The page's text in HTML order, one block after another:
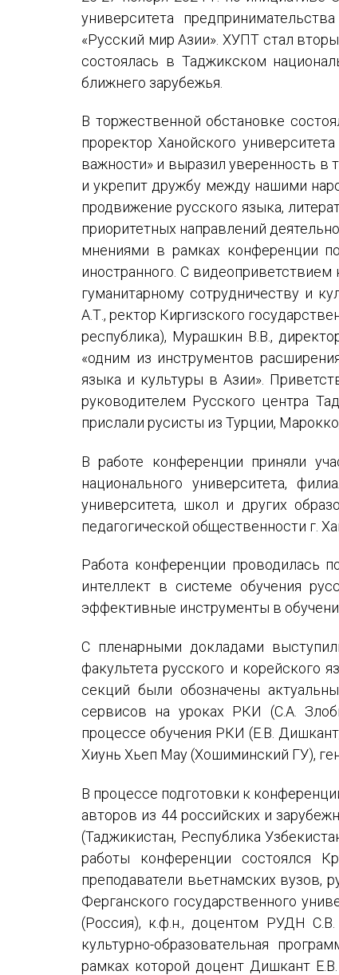
Устав МАПРЯЛ
Вступить в МАПРЯЛ
История МАПРЯЛ
Медаль А. С. Пушкина
Оплата членских взносов МАПРЯЛ
университета
«Русский мир Азии». ХУПТ стал
состоялась в Таджикском
ближнего зарубежья.
В торжественной обстановке
проректор Ханойского
важности» и выразил уверенность в
и укрепит дружбу между нашими
продвижение русского языка,
приоритетных направлений
мнениями в рамках конференции
иностранного. С
гуманитарному сотрудничеству и
А.Т., ректор Киргизского
республика), Мурашкин В.В.,
«одним из инструментов
языка и культуры в Азии».
руководителем Русского центра
прислали русисты из Турции,
В работе конференции приняли
национального университета,
университета, школ и других
педагогической общественности г.
Работа конференции проводилась
интеллект в системе обучения
эффективные инструменты в
С пленарными докладами
факультета русского и
секций были обозначены
сервисов на уроках РКИ (С.А.
процессе обучения РКИ (Е.В.
Хиунь Хьеп Мау (Хошиминский ГУ),
В процессе подготовки к
авторов из 44 российских и
(Таджикистан, Республика
работы конференции состоялся
преподаватели вьетнамских вузов,
Ферганского государственного
(Россия), к.ф.н., доцентом РУДН
культурно-образовательная
рамках которой доцент Дишкант